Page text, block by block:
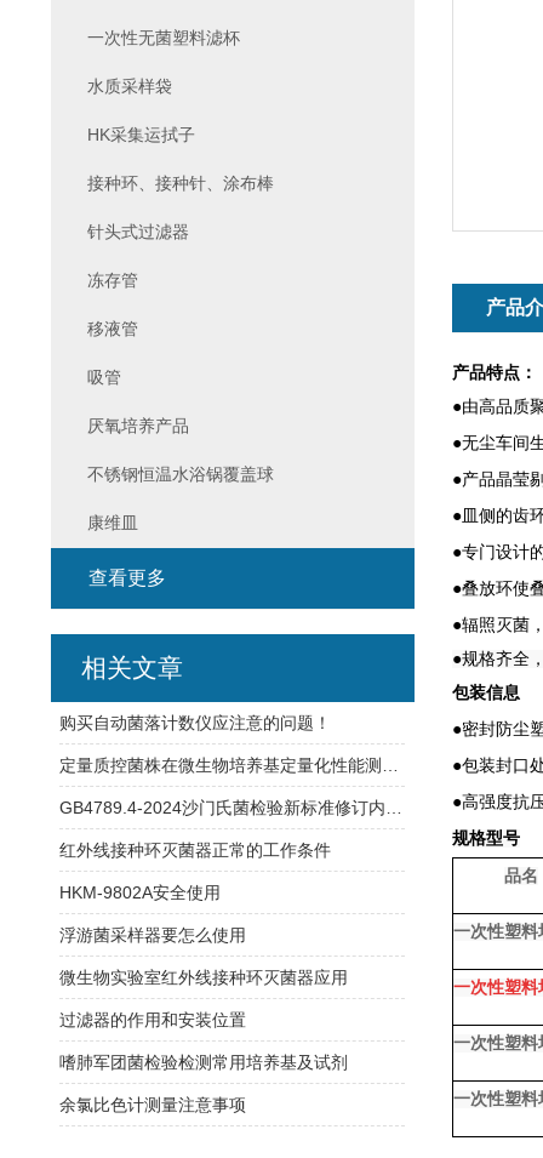
产品
产品特点：
●由高品质
●无尘车间
●产品晶莹
●皿侧的齿
●专门设计
●叠放环使
●辐照灭菌
●规格齐全
包装信息
●密封防尘
●包装封口
●高强度抗
规格型号
品名
一次性塑料
一次性塑料
一次性塑料
一次性塑料
一次性无菌塑料滤杯
水质采样袋
HK采集运拭子
接种环、接种针、涂布棒
针头式过滤器
冻存管
移液管
吸管
厌氧培养产品
不锈钢恒温水浴锅覆盖球
康维皿
查看更多
相关文章
购买自动菌落计数仪应注意的问题！
红外线接种环灭菌器正常的工作条件
HKM-9802A安全使用
浮游菌采样器要怎么使用
微生物实验室红外线接种环灭菌器应用
过滤器的作用和安装位置
嗜肺军团菌检验检测常用培养基及试剂
余氯比色计测量注意事项